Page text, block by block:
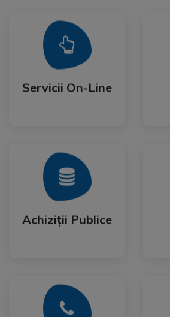
Servicii On-Line
Servicii On-Line
Mai Mult
Achiziții Publice
Achiziții Publice
Mai Mult
Mai Mult